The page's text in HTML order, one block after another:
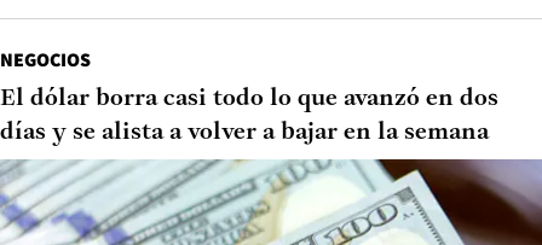
NEGOCIOS
El dólar borra casi todo lo que avanzó en dos
días y se alista a volver a bajar en la semana